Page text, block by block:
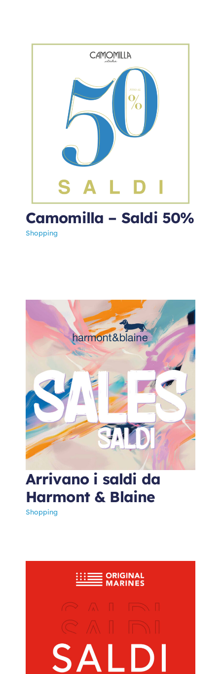
Camomilla – Saldi 50%
Shopping
Arrivano i saldi da
Harmont & Blaine
Shopping